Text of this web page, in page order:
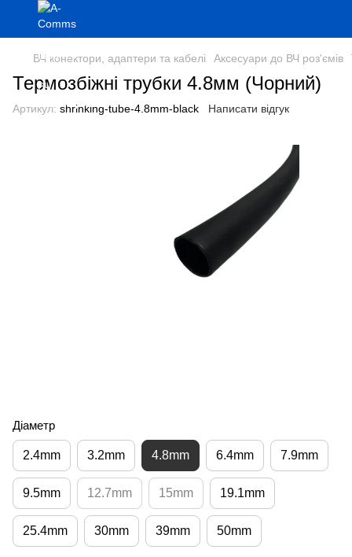
ВЧ конектори, адаптери та кабелі Аксесуари до ВЧ роз'ємів
Термозбіжні трубки 4.8мм (Чорний)
Артикул: shrinking-tube-4.8mm-black Написати відгук
Діаметр
2.4mm 3.2mm 4.8mm 6.4mm 7.9mm
9.5mm 12.7mm 15mm 19.1mm
25.4mm 30mm 39mm 50mm